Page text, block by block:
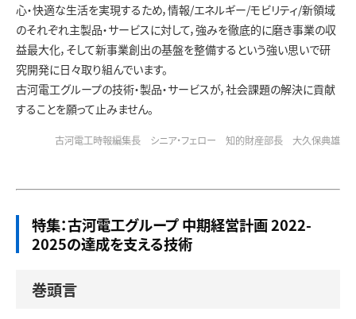
心・快適な生活を実現するため，情報/エネルギー/モビリティ/新領域
のそれぞれ主製品・サービスに対して，強みを徹底的に磨き事業の収
益最大化，そして新事業創出の基盤を整備するという強い思いで研
究開発に日々取り組んでいます。
古河電工グループの技術・製品・サービスが，社会課題の解決に貢献
することを願って止みません。
古河電工時報編集長 シニア・フェロー 知的財産部長 大久保典雄
特集：古河電工グループ 中期経営計画 2022-
2025の達成を支える技術
巻頭言